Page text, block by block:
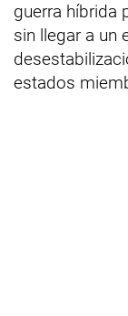
guerra híbrida
sin llegar a un
estados